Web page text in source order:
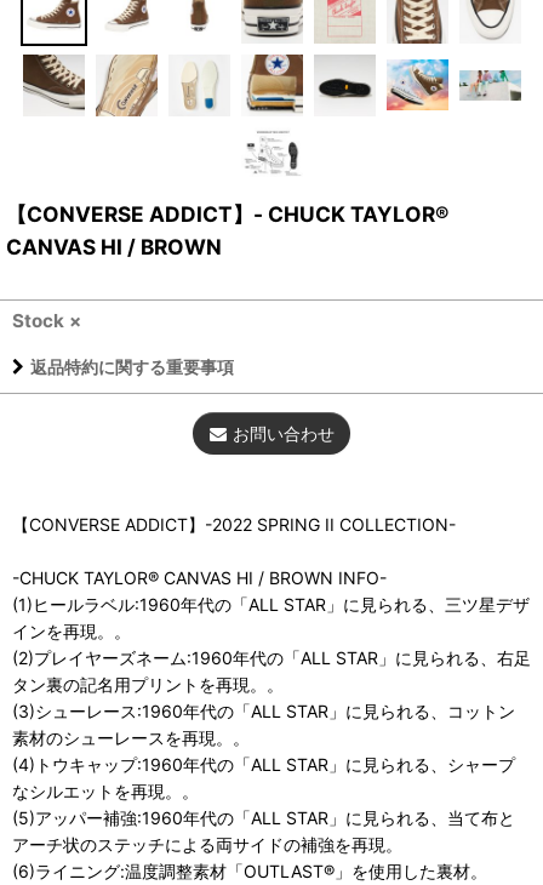
【CONVERSE ADDICT】- CHUCK TAYLOR®
CANVAS HI / BROWN
Stock ×
返品特約に関する重要事項
お問い合わせ
【CONVERSE ADDICT】-2022 SPRING II COLLECTION-
-CHUCK TAYLOR® CANVAS HI / BROWN INFO-
(1)ヒールラベル:1960年代の「ALL STAR」に見られる、三ツ星デザ
インを再現。。
(2)プレイヤーズネーム:1960年代の「ALL STAR」に見られる、右足
タン裏の記名用プリントを再現。。
(3)シューレース:1960年代の「ALL STAR」に見られる、コットン
素材のシューレースを再現。。
(4)トウキャップ:1960年代の「ALL STAR」に見られる、シャープ
なシルエットを再現。。
(5)アッパー補強:1960年代の「ALL STAR」に見られる、当て布と
アーチ状のステッチによる両サイドの補強を再現。
(6)ライニング:温度調整素材「OUTLAST®」を使用した裏材。